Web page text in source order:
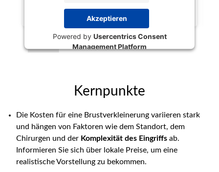
Akzeptieren
Powered by Usercentrics Consent
Management Platform
Kernpunkte
Die Kosten für eine Brustverkleinerung variieren stark
und hängen von Faktoren wie dem Standort, dem
Chirurgen und der Komplexität des Eingriffs ab.
Informieren Sie sich über lokale Preise, um eine
realistische Vorstellung zu bekommen.